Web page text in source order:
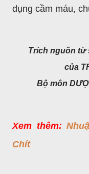
dụng cầm máu,
Trích nguồn từ
của
Bộ môn
Xem thêm:
Chít